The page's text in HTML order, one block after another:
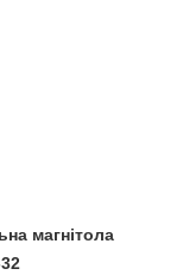
магнітола